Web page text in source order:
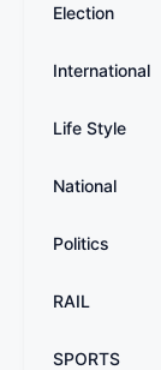
Election
International
Life Style
National
Politics
RAIL
SPORTS